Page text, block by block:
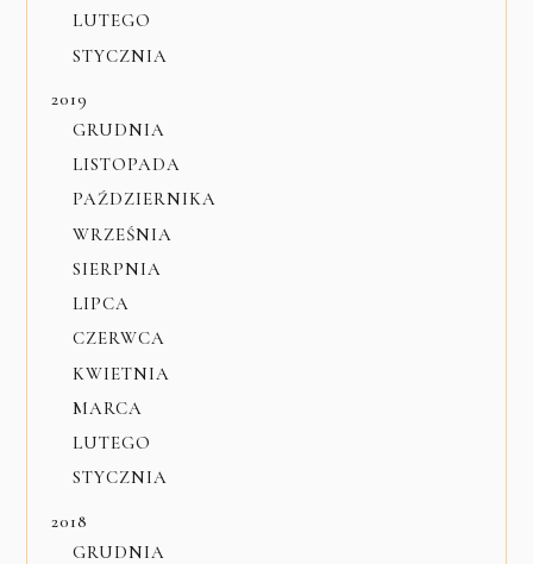
LUTEGO
STYCZNIA
2019
GRUDNIA
LISTOPADA
PAŹDZIERNIKA
WRZEŚNIA
SIERPNIA
LIPCA
CZERWCA
KWIETNIA
MARCA
LUTEGO
STYCZNIA
2018
GRUDNIA